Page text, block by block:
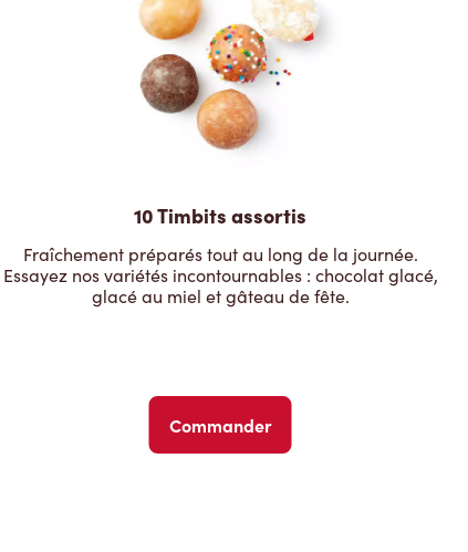
10 Timbits assortis
Fraîchement préparés tout au long de la journée.
Essayez nos variétés incontournables : chocolat glacé,
glacé au miel et gâteau de fête.
Commander